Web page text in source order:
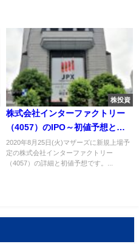
株投資
株式会社インターファクトリー
（4057）のIPO～初値予想と新
規上場情報～
2020年8月25日(火)マザーズに新規上場予
定の株式会社インターファクトリー
（4057）の詳細と初値予想です。...